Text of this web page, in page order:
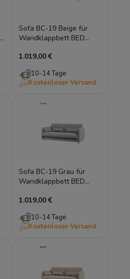
Sofa BC-19 Beige für
Wandklappbett BED
160x200
1.019,00 €
10-14 Tage
Kostenloser Versand
Sofa BC-19 Grau für
Wandklappbett BED
160x200
1.019,00 €
10-14 Tage
Kostenloser Versand